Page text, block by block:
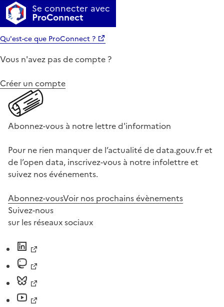
Se connecter avec
ProConnect
Qu'est-ce que ProConnect ?
Vous n'avez pas de compte ?
Créer un compte
Abonnez-vous à notre lettre d'information
Pour ne rien manquer de l’actualité de data.gouv.fr et
de l’open data, inscrivez-vous à notre infolettre et
suivez nos événements.
Abonnez-vousVoir nos prochains évènements
Suivez-nous
sur les réseaux sociaux